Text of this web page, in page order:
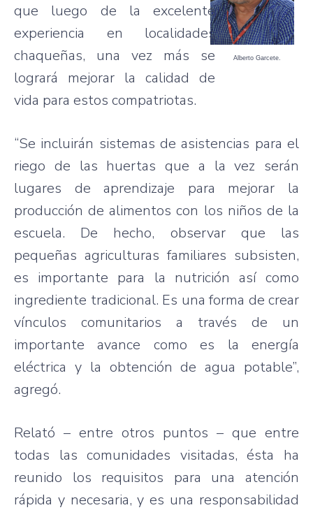
Alberto Garcete.
que luego de la excelente
experiencia en localidades
chaqueñas, una vez más se
logrará mejorar la calidad de
vida para estos compatriotas.
“Se incluirán sistemas de asistencias para el
riego de las huertas que a la vez serán
lugares de aprendizaje para mejorar la
producción de alimentos con los niños de la
escuela. De hecho, observar que las
pequeñas agriculturas familiares subsisten,
es importante para la nutrición así como
ingrediente tradicional. Es una forma de crear
vínculos comunitarios a través de un
importante avance como es la energía
eléctrica y la obtención de agua potable”,
agregó.
Relató – entre otros puntos – que entre
todas las comunidades visitadas, ésta ha
reunido los requisitos para una atención
rápida y necesaria, y es una responsabilidad